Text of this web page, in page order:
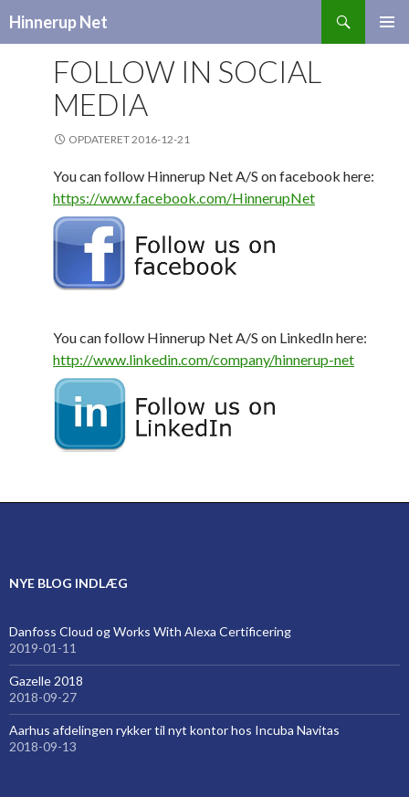
Hinnerup Net
CONTENTFOLLOW IN SOCIAL
MEDIA
OPDATERET 2016-12-21
You can follow Hinnerup Net A/S on facebook here:
https://www.facebook.com/HinnerupNet
You can follow Hinnerup Net A/S on LinkedIn here:
http://www.linkedin.com/company/hinnerup-net
NYE BLOG INDLÆG
Danfoss Cloud og Works With Alexa Certificering
2019-01-11
Gazelle 2018
2018-09-27
Aarhus afdelingen rykker til nyt kontor hos Incuba Navitas
2018-09-13